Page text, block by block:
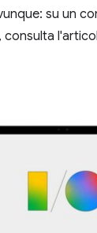
su un
consulta